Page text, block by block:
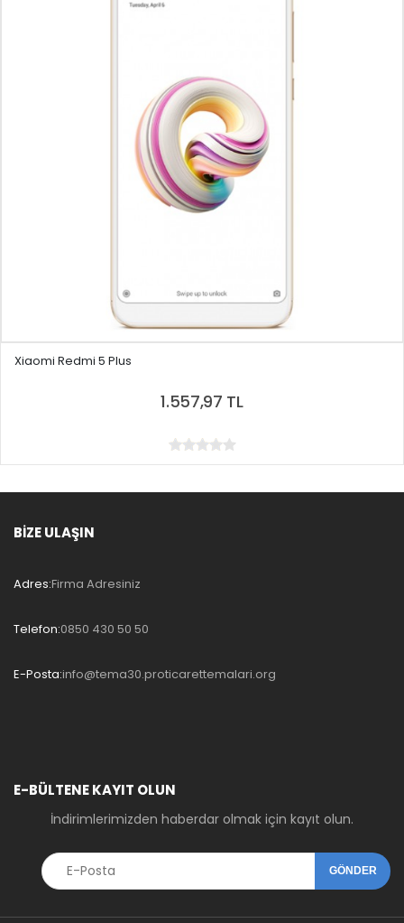
Xiaomi Redmi 5 Plus
1.557,97 TL
BİZE ULAŞIN
Adres:Firma Adresiniz
Telefon:0850 430 50 50
E-Posta:info@tema30.proticarettemalari.org
E-BÜLTENE KAYIT OLUN
İndirimlerimizden haberdar olmak için kayıt olun.